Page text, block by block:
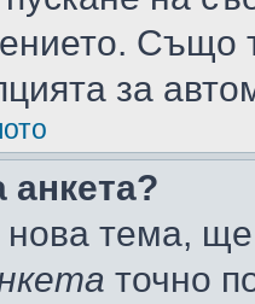
Също
за
анкета?
нова тема,
точно